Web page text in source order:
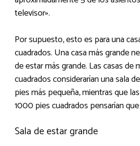
televisor».
Por supuesto, esto es para una
cuadrados. Una casa más grande
de estar más grande. Las casas
cuadrados considerarían una sala
pies más pequeña, mientras que
1000 pies cuadrados pensarían
Sala de estar grande